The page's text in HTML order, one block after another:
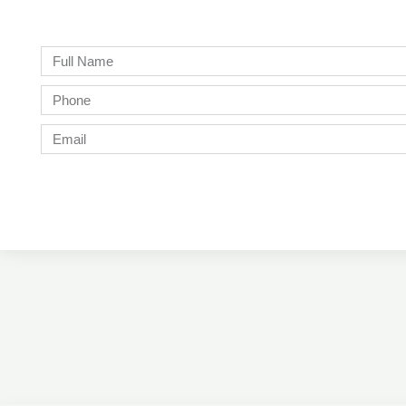
Full
Name
Phone
Email